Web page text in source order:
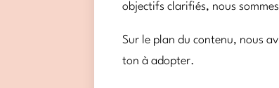
objectifs clarifiés, nous
Sur le plan du contenu, nous
ton à adopter.